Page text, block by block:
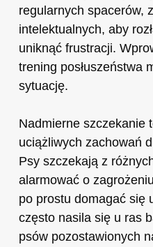
regularnych spacerów,
intelektualnych, aby
uniknąć frustracji.
trening posłuszeństwa
sytuację.
Nadmierne szczekanie
uciążliwych zachowań
Psy szczekają z
alarmować o
po prostu domagać się
często nasila się u ras
psów pozostawionych